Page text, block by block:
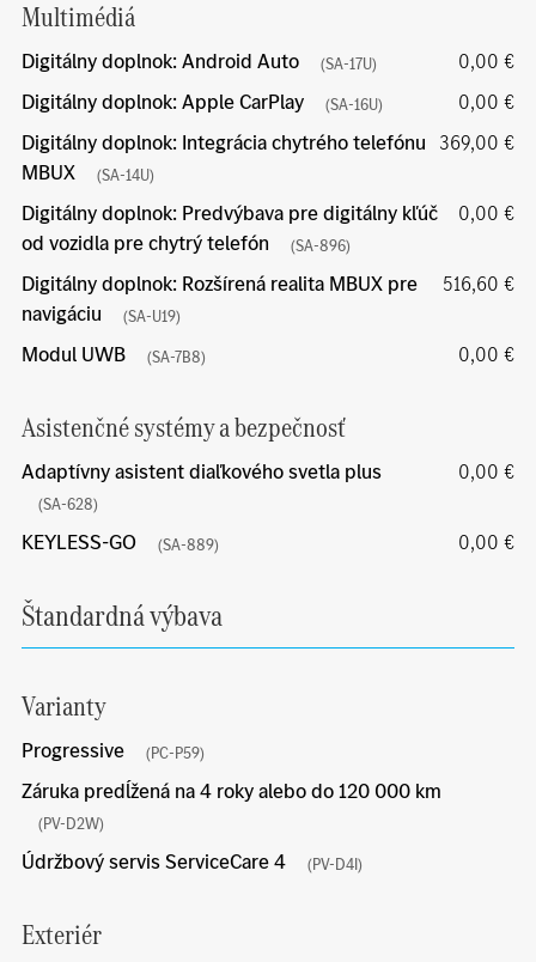
Multimédiá
Digitálny doplnok: Android Auto (SA-17U)
0,00 €
Digitálny doplnok: Apple CarPlay
(SA-16U)
0,00 €
Digitálny doplnok: Integrácia chytrého telefónu
MBUX
(SA-14U)
369,00 €
Digitálny doplnok: Predvýbava pre digitálny kľúč
od vozidla pre chytrý telefón
(SA-896)
0,00 €
Digitálny doplnok: Rozšírená realita MBUX pre
navigáciu
(SA-U19)
516,60 €
Modul UWB (SA-7B8) 0,00 €
Asistenčné systémy a bezpečnosť
Adaptívny asistent diaľkového svetla plus
(SA-628)
0,00 €
KEYLESS-GO (SA-889) 0,00 €
Štandardná výbava
Varianty
Progressive (PC-P59)
Záruka predĺžená na 4 roky alebo do 120 000 km
(PV-D2W)
Údržbový servis ServiceCare 4 (PV-D4I)
Exteriér